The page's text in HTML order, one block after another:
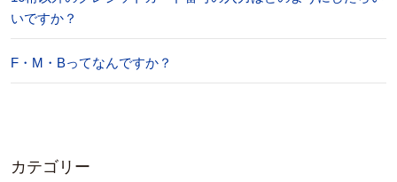
いですか？
F・M・Bってなんですか？
カテゴリー